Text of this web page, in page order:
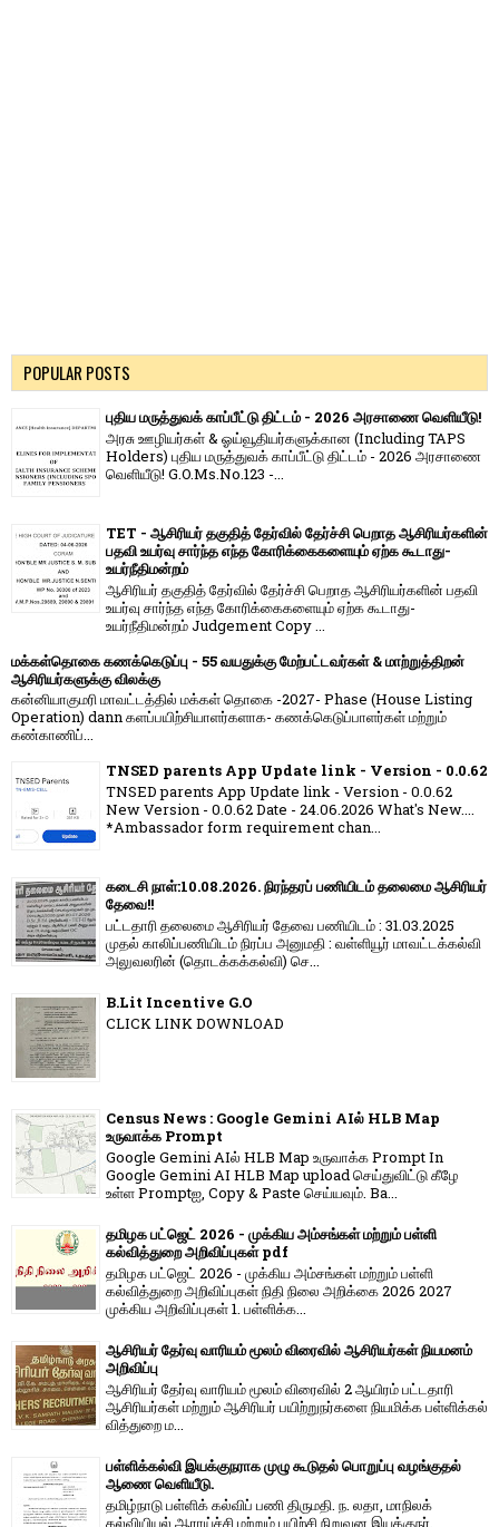
POPULAR POSTS
புதிய மருத்துவக் காப்பீட்டு திட்டம் - 2026 அரசாணை வெளியீடு!
அரசு ஊழியர்கள் & ஓய்வூதியர்களுக்கான (Including TAPS
Holders) புதிய மருத்துவக் காப்பீட்டு திட்டம் - 2026 அரசாணை
வெளியீடு! G.O.Ms.No.123 -...
TET - ஆசிரியர் தகுதித் தேர்வில் தேர்ச்சி பெறாத ஆசிரியர்களின்
பதவி உயர்வு சார்ந்த எந்த கோரிக்கைகளையும் ஏற்க கூடாது-
உயர்நீதிமன்றம்
ஆசிரியர் தகுதித் தேர்வில் தேர்ச்சி பெறாத ஆசிரியர்களின் பதவி
உயர்வு சார்ந்த எந்த கோரிக்கைகளையும் ஏற்க கூடாது-
உயர்நீதிமன்றம் Judgement Copy ...
மக்கள்தொகை கணக்கெடுப்பு - 55 வயதுக்கு மேற்பட்டவர்கள் & மாற்றுத்திறன்
ஆசிரியர்களுக்கு விலக்கு
கன்னியாகுமரி மாவட்டத்தில் மக்கள் தொகை -2027- Phase (House Listing
Operation) dann களப்பயிற்சியாளர்களாக- கணக்கெடுப்பாளர்கள் மற்றும்
கண்காணிப்...
TNSED parents App Update link - Version - 0.0.62
TNSED parents App Update link - Version - 0.0.62
New Version - 0.0.62 Date - 24.06.2026 What's New....
*Ambassador form requirement chan...
கடைசி நாள்:10.08.2026. நிரந்தரப் பணியிடம் தலைமை ஆசிரியர்
தேவை!!
பட்டதாரி தலைமை ஆசிரியர் தேவை பணியிடம் : 31.03.2025
முதல் காலிப்பணியிடம் நிரப்ப அனுமதி : வள்ளியூர் மாவட்டக்கல்வி
அலுவலரின் (தொடக்கக்கல்வி) செ...
B.Lit Incentive G.O
CLICK LINK DOWNLOAD
Census News : Google Gemini AIல் HLB Map
உருவாக்க Prompt
Google Gemini AIல் HLB Map உருவாக்க Prompt In
Google Gemini AI HLB Map upload செய்துவிட்டு கீழே
உள்ள Promptஐ, Copy & Paste செய்யவும். Ba...
தமிழக பட்ஜெட் 2026 - முக்கிய அம்சங்கள் மற்றும் பள்ளி
கல்வித்துறை அறிவிப்புகள் pdf
தமிழக பட்ஜெட் 2026 - முக்கிய அம்சங்கள் மற்றும் பள்ளி
கல்வித்துறை அறிவிப்புகள் நிதி நிலை அறிக்கை 2026 2027
முக்கிய அறிவிப்புகள் 1. பள்ளிக்க...
ஆசிரியர் தேர்வு வாரியம் மூலம் விரைவில் ஆசிரியர்கள் நியமனம்
அறிவிப்பு
ஆசிரியர் தேர்வு வாரி​யம் மூலம் விரை​வில் 2 ஆயிரம் பட்​ட​தாரி
ஆசிரியர்​கள் மற்​றும் ஆசிரியர் பயிற்றுநர்​களை நியமிக்க பள்​ளிக்​கல்​
வித்​துறை ம...
பள்ளிக்கல்வி இயக்குநராக முழு கூடுதல் பொறுப்பு வழங்குதல்
ஆணை வெளியீடு.
தமிழ்நாடு பள்ளிக் கல்விப் பணி திருமதி. ந. லதா, மாநிலக்
கல்வியியல் ஆராய்ச்சி மற்றும் பயிற்சி நிறுவன இயக்குநர்,